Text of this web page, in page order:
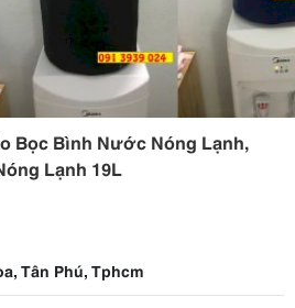
Bọc Bình Nước Nóng Lạnh,
Lạnh 19L
Tân Phú, Tphcm